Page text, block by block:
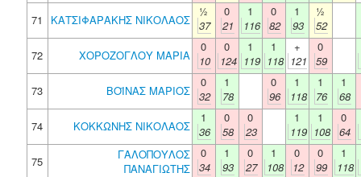
71
ΚΑΤΣΙΦΑΡΑΚΗΣ ΝΙΚΟΛΑΟΣ
½
37
0
21
1
116
0
82
1
93
½
52
72
ΧΟΡΟΖΟΓΛΟΥ ΜΑΡΙΑ
0
10
0
124
1
119
1
118
+
121
0
59
73
ΒΟΪΝΑΣ ΜΑΡΙΟΣ
0
32
1
78
0
96
1
118
1
76
1
68
74
ΚΟΚΚΩΝΗΣ ΝΙΚΟΛΑΟΣ
1
36
0
58
0
23
1
119
1
108
0
64
75
ΓΑΛΟΠΟΥΛΟΣ
ΠΑΝΑΓΙΩΤΗΣ
0
34
1
93
0
27
1
108
0
12
0
99
1
118